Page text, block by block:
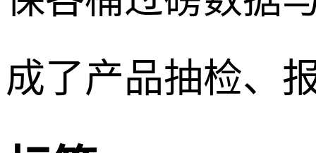
成了产品抽检、